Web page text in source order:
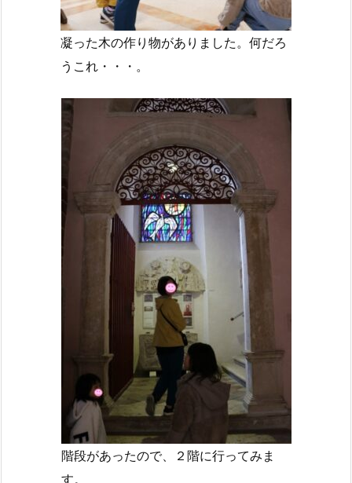
凝った木の作り物がありました。何だろ
うこれ・・・。
階段があったので、２階に行ってみま
す。